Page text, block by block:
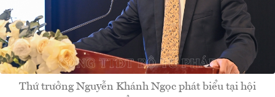
Thứ trưởng Nguyễn Khánh Ngọc phát biểu tại hội